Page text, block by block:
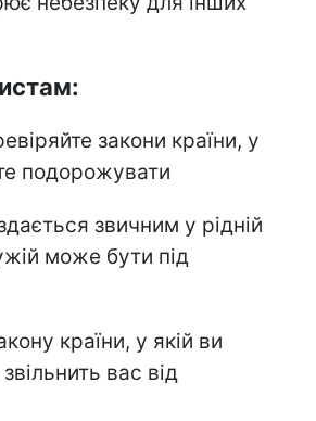
закони країни, у
подорожувати
звичним у рідній
може бути під
країни, у якій ви
вас від